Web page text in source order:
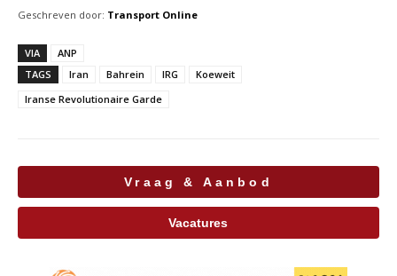
Geschreven door: Transport Online
VIA
ANP
TAGS
Iran Bahrein IRG
Koeweit
Iranse Revolutionaire Garde
Vraag & Aanbod
Vacatures